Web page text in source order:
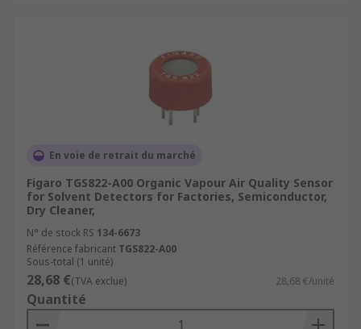
En voie de retrait du marché
Figaro TGS822-A00 Organic Vapour Air Quality Sensor
for Solvent Detectors for Factories, Semiconductor,
Dry Cleaner,
N° de stock RS 134-6673
Référence fabricant TGS822-A00
Sous-total (1 unité)
28,68 €(TVA exclue) 28,68 €/unité
Quantité